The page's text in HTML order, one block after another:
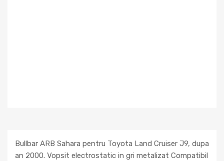
Bullbar ARB Sahara pentru Toyota Land Cruiser J9, dupa
an 2000. Vopsit electrostatic in gri metalizat Compatibil